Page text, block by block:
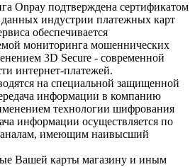
Onpay подтверждена сертификатом
данных индустрии платежных карт
обеспечивается
мониторинга мошеннических
3D Secure - современной
интернет-платежей.
на специальной защищенной
информации в компанию
технологии шифрования
информации осуществляется по
имеющим наивысший
Вашей карты магазину и иным